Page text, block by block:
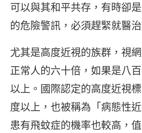
可以與其和平共存，有時卻是
的危險警訊，必須趕緊就醫治
尤其是高度近視的族群，視
正常人的六十倍，如果是八
以上。國際認定的高度近視
度以上，也被稱為「病態性
患有飛蚊症的機率也較高，